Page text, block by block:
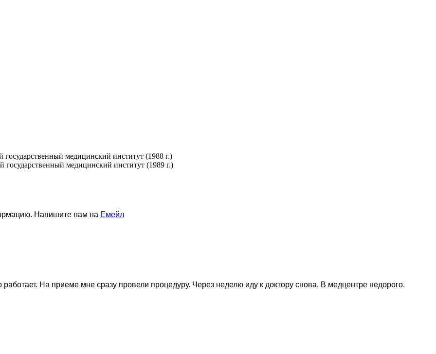
медицинский институт (1988 г.)
медицинский институт (1989 г.)
Напишите нам на Емейл
На приеме мне сразу провели процедуру. Через неделю иду к доктору снова. В медцентре недорого.